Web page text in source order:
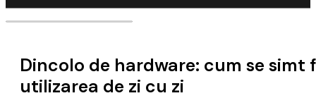
Dincolo de hardware: cum se
utilizarea de zi cu zi